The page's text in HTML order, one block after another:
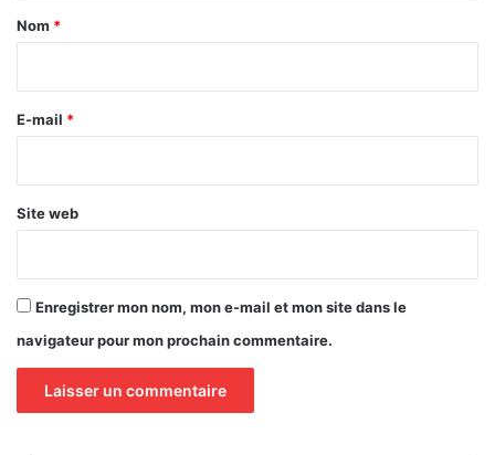
a
e
Nom *
E-mail *
Site web
Enregistrer mon nom, mon e-mail et mon site dans le
navigateur pour mon prochain commentaire.